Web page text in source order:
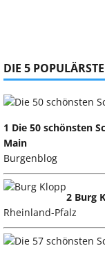
DIE 5
1 Die 50 schönsten
Main
Burgenblog
2 Burg
Rheinland-Pfalz